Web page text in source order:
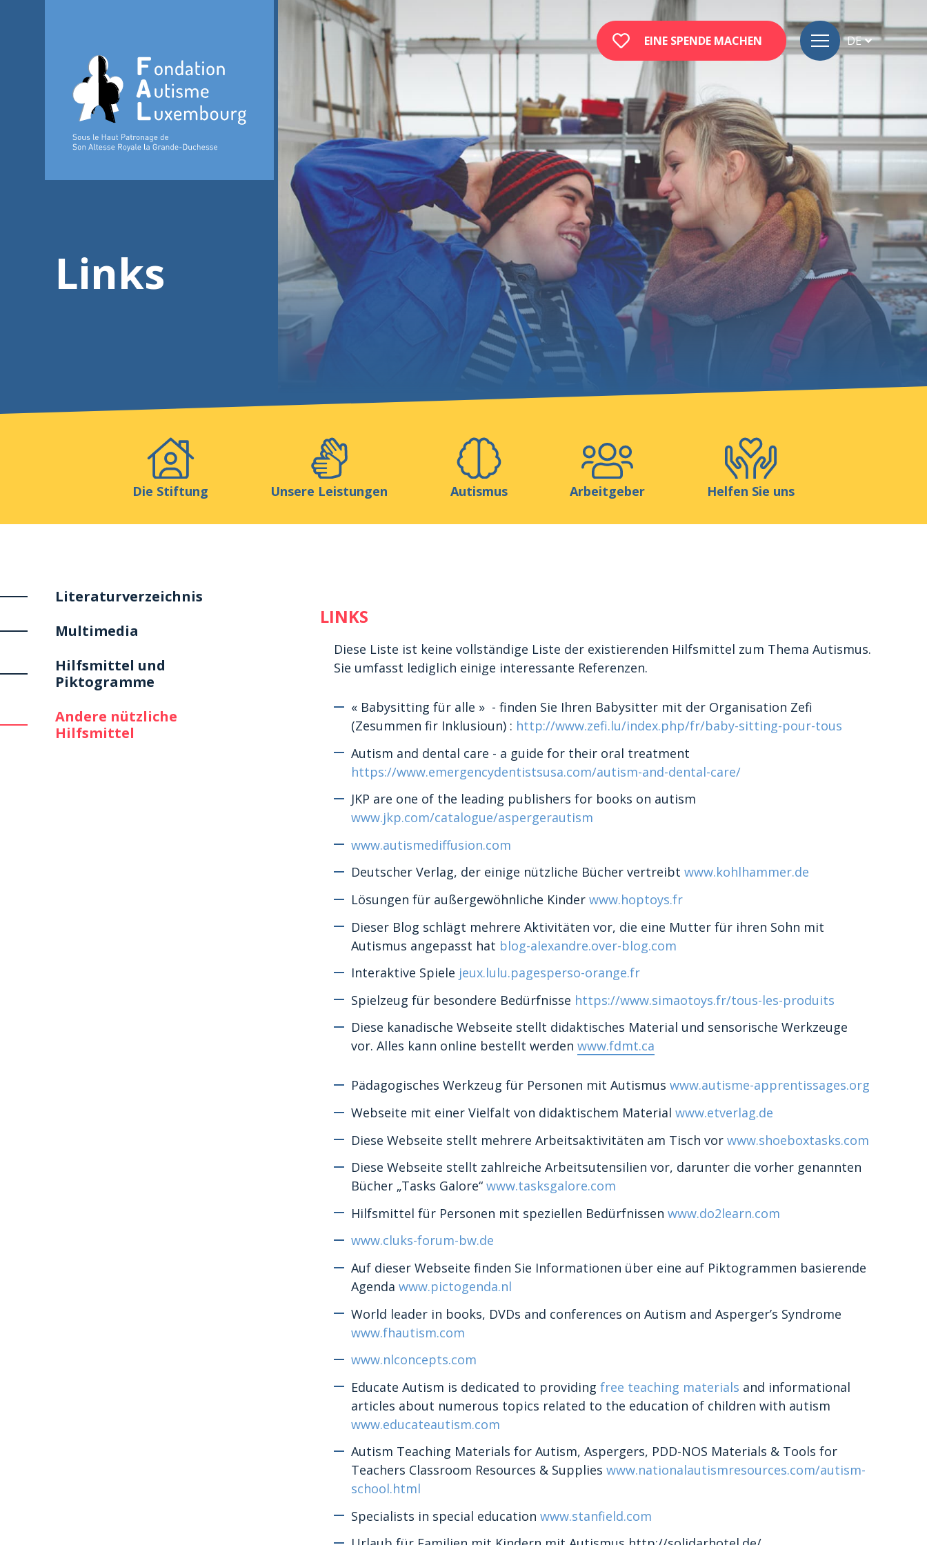
EINE SPENDE MACHEN DE
Home
Stiftung
Dienste
Autismus
Arbeitgeber
Helfen Sie uns
Links
Die Stiftung Unsere Leistungen Autismus Arbeitgeber Helfen Sie uns
Literaturverzeichnis
Multimedia
Hilfsmittel und
Piktogramme
Andere nützliche
Hilfsmittel
LINKS
Diese Liste ist keine vollständige Liste der existierenden Hilfsmittel zum Thema Autismus.
Sie umfasst lediglich einige interessante Referenzen.
« Babysitting für alle » - finden Sie Ihren Babysitter mit der Organisation Zefi
(Zesummen fir Inklusioun) : http://www.zefi.lu/index.php/fr/baby-sitting-pour-tous
Autism and dental care - a guide for their oral treatment
https://www.emergencydentistsusa.com/autism-and-dental-care/
JKP are one of the leading publishers for books on autism
www.jkp.com/catalogue/aspergerautism
www.autismediffusion.com
Deutscher Verlag, der einige nützliche Bücher vertreibt www.kohlhammer.de
Lösungen für außergewöhnliche Kinder www.hoptoys.fr
Dieser Blog schlägt mehrere Aktivitäten vor, die eine Mutter für ihren Sohn mit
Autismus angepasst hat blog-alexandre.over-blog.com
Interaktive Spiele jeux.lulu.pagesperso-orange.fr
Spielzeug für besondere Bedürfnisse https://www.simaotoys.fr/tous-les-produits
Diese kanadische Webseite stellt didaktisches Material und sensorische Werkzeuge
vor. Alles kann online bestellt werden www.fdmt.ca
Pädagogisches Werkzeug für Personen mit Autismus www.autisme-apprentissages.org
Webseite mit einer Vielfalt von didaktischem Material www.etverlag.de
Diese Webseite stellt mehrere Arbeitsaktivitäten am Tisch vor www.shoeboxtasks.com
Diese Webseite stellt zahlreiche Arbeitsutensilien vor, darunter die vorher genannten
Bücher „Tasks Galore“ www.tasksgalore.com
Hilfsmittel für Personen mit speziellen Bedürfnissen www.do2learn.com
www.cluks-forum-bw.de
Auf dieser Webseite finden Sie Informationen über eine auf Piktogrammen basierende
Agenda www.pictogenda.nl
World leader in books, DVDs and conferences on Autism and Asperger’s Syndrome
www.fhautism.com
www.nlconcepts.com
Educate Autism is dedicated to providing free teaching materials and informational
articles about numerous topics related to the education of children with autism
www.educateautism.com
Autism Teaching Materials for Autism, Aspergers, PDD-NOS Materials & Tools for
Teachers Classroom Resources & Supplies www.nationalautismresources.com/autism-
school.html
Specialists in special education www.stanfield.com